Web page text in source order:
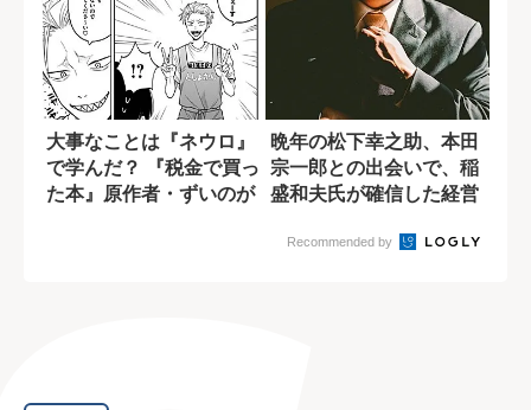
大事なことは『ネウロ』
で学んだ？ 『税金で買っ
た本』原作者・ずいのが
晩年の松下幸之助、本田
宗一郎との出会いで、稲
盛和夫氏が確信した経営
Recommended by